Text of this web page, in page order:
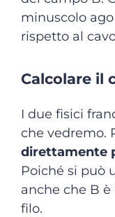
minuscolo
rispetto al
Calcolare il
I due fisici
che vedremo.
direttamente
Poiché si può
anche che B
filo.